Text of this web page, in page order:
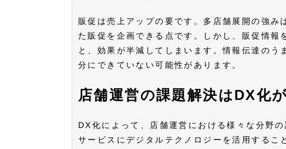
販促は売上アップの要です。多店舗展開の強
た販促を企画できる点です。しかし、販促情
と、効果が半減してしまいます。情報伝達の
分にできていない可能性があります。
店舗運営の課題解決はDX化
DX化によって、店舗運営における様々な分野
サービスにデジタルテクノロジーを活用する